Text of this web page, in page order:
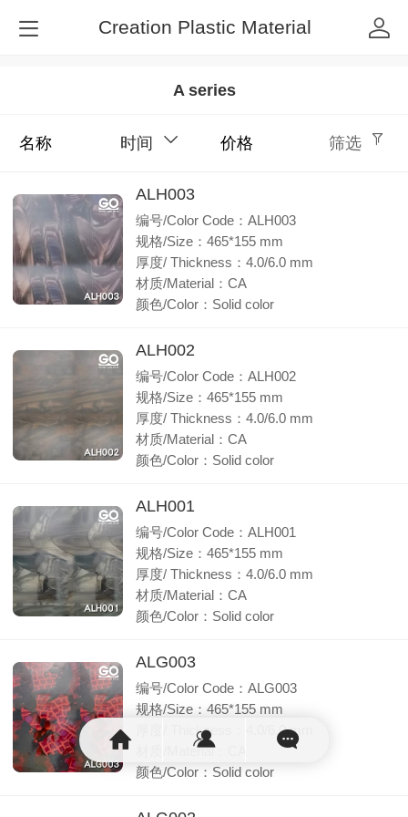
Creation Plastic Material
A series
名称 时间 价格 筛选
ALH003
编号/Color Code：ALH003
规格/Size：465*155 mm
厚度/ Thickness：4.0/6.0 mm
材质/Material：CA
颜色/Color：Solid color
ALH002
编号/Color Code：ALH002
规格/Size：465*155 mm
厚度/ Thickness：4.0/6.0 mm
材质/Material：CA
颜色/Color：Solid color
ALH001
编号/Color Code：ALH001
规格/Size：465*155 mm
厚度/ Thickness：4.0/6.0 mm
材质/Material：CA
颜色/Color：Solid color
ALG003
编号/Color Code：ALG003
规格/Size：465*155 mm
厚度/ Thickness：4.0/6.0 mm
材质/Material：CA
颜色/Color：Solid color